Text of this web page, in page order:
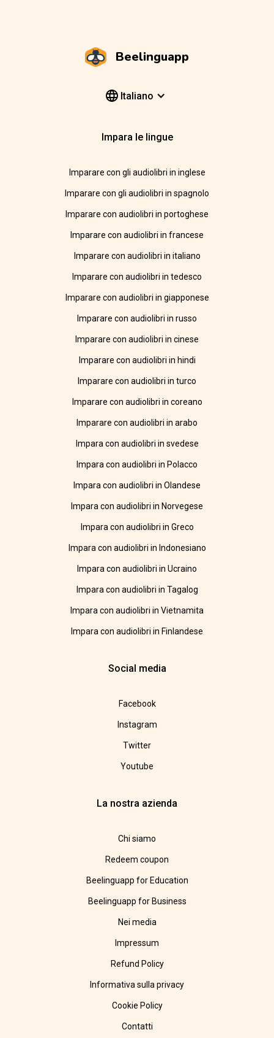
Beelinguapp
Italiano
Impara le lingue
Imparare con gli audiolibri in inglese
Imparare con gli audiolibri in spagnolo
Imparare con audiolibri in portoghese
Imparare con audiolibri in francese
Imparare con audiolibri in italiano
Imparare con audiolibri in tedesco
Imparare con audiolibri in giapponese
Imparare con audiolibri in russo
Imparare con audiolibri in cinese
Imparare con audiolibri in hindi
Imparare con audiolibri in turco
Imparare con audiolibri in coreano
Imparare con audiolibri in arabo
Impara con audiolibri in svedese
Impara con audiolibri in Polacco
Impara con audiolibri in Olandese
Impara con audiolibri in Norvegese
Impara con audiolibri in Greco
Impara con audiolibri in Indonesiano
Impara con audiolibri in Ucraino
Impara con audiolibri in Tagalog
Impara con audiolibri in Vietnamita
Impara con audiolibri in Finlandese
Social media
Facebook
Instagram
Twitter
Youtube
La nostra azienda
Chi siamo
Redeem coupon
Beelinguapp for Education
Beelinguapp for Business
Nei media
Impressum
Refund Policy
Informativa sulla privacy
Cookie Policy
Contatti